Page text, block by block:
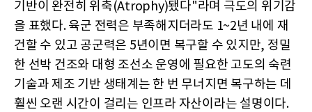
기반이 완전히 위축(Atrophy)됐다"라며 극도의 위기감
을 표했다. 육군 전력은 부족해지더라도 1~2년 내에 재
건할 수 있고 공군력은 5년이면 복구할 수 있지만, 정밀
한 선박 건조와 대형 조선소 운영에 필요한 고도의 숙련
기술과 제조 기반 생태계는 한 번 무너지면 복구하는 데
훨씬 오랜 시간이 걸리는 인프라 자산이라는 설명이다.